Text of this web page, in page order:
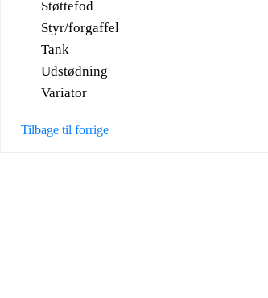
Støttefod
Styr/forgaffel
Tank
Udstødning
Variator
Tilbage til forrige